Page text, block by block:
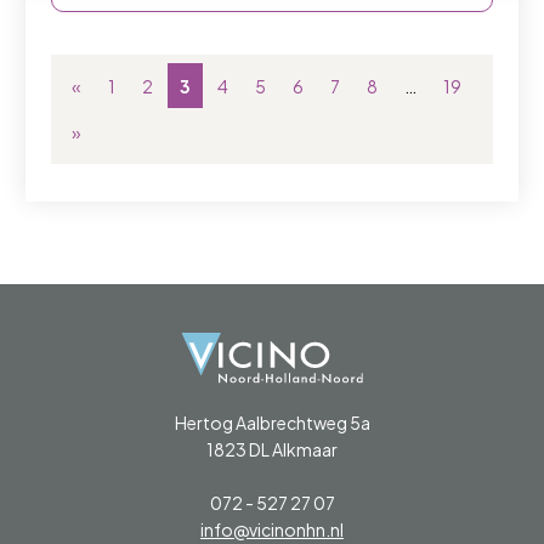
« 1 2 3 4 5 6 7 8 19
»
Hertog Aalbrechtweg 5a
1823 DL Alkmaar
072 - 527 27 07
info@vicinonhn.nl